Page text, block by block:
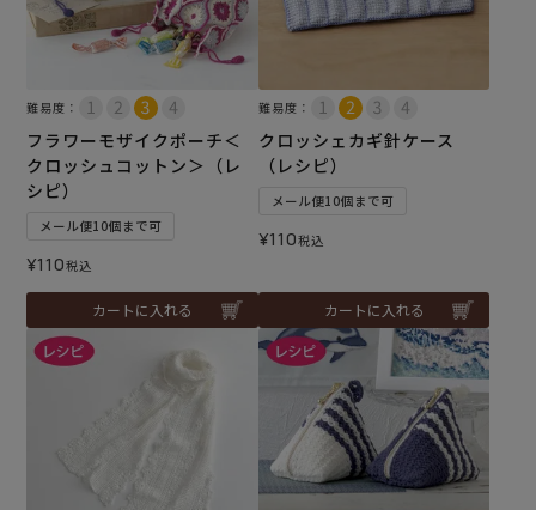
難易度：
フラワーモザイクポーチ＜
クロッシュコットン＞（レ
シピ）
メール便10個まで可
¥110税込
カートに入れる
難易度：
クロッシェカギ針ケース
（レシピ）
メール便10個まで可
¥110税込
カートに入れる